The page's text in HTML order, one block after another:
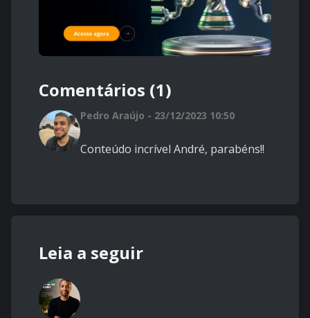
Comentários (1)
Pedro Araújo - 23/12/2023 10:50
Conteúdo incrível André, parabéns!!
Leia a seguir